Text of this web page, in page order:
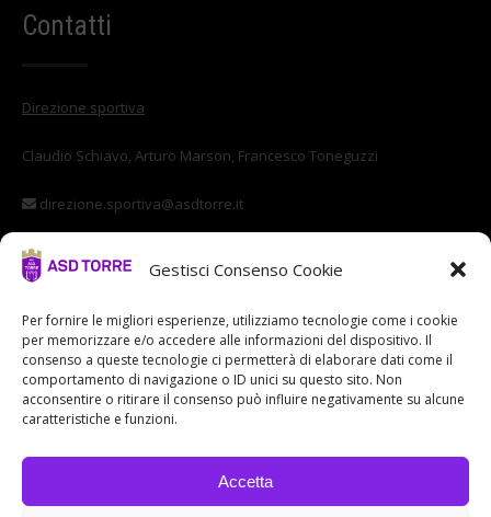
Gestisci Consenso Cookie
Per fornire le migliori esperienze, utilizziamo tecnologie come i cookie
per memorizzare e/o accedere alle informazioni del dispositivo. Il
consenso a queste tecnologie ci permetterà di elaborare dati come il
comportamento di navigazione o ID unici su questo sito. Non
acconsentire o ritirare il consenso può influire negativamente su alcune
caratteristiche e funzioni.
Accetta
Contatti
Direzione sportiva
Claudio Schiavo, Arturo Marson, Francesco Toneguzzi
direzione.sportiva@asdtorre.it
Settore giovanile
settore.giovanile@asdtorre.it